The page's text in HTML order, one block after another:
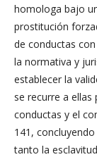
homologa bajo
prostitución
de conductas
la normativa y
establecer la
se recurre a
conductas y el
141,
tanto la